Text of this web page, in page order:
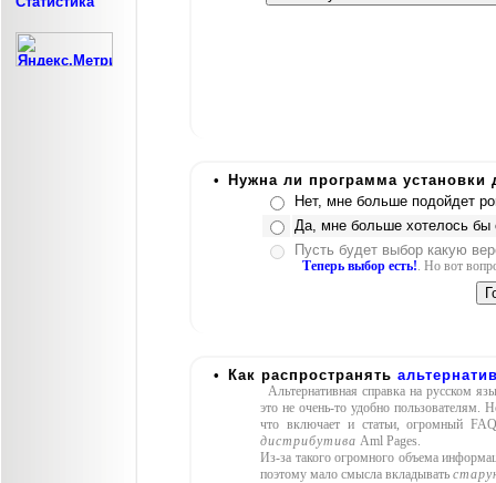
•
Нужна ли программа установки
Нет, мне больше подойдет
Да, мне больше хотелось бы
Пусть будет выбор какую
Теперь выбор есть!. Но вот
• Как распространять
Альтернативная справка на русском
это не очень-то удобно пользователям.
что включает и статьи, огромный
дистрибутива Aml Pages.
Из-за такого огромного объема
поэтому мало смысла вкладывать